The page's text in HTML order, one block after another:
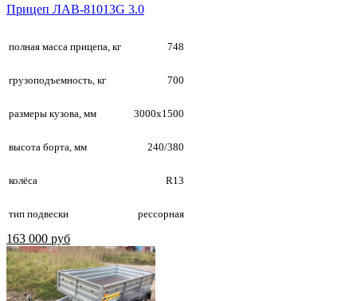
Прицеп ЛАВ-81013G 3.0
полная масса прицепа, кг 748
грузоподъемность, кг 700
размеры кузова, мм 3000х1500
высота борта, мм 240/380
колёса R13
тип подвески рессорная
163 000 руб